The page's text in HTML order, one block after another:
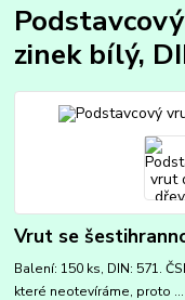
zinek bílý,
Vrut se
Balení: 150 ks, DIN: 571.
které neotevíráme, proto ...